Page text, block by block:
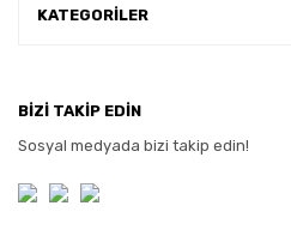
KATEGORİLER
BİZİ TAKİP EDİN
Sosyal medyada bizi takip edin!